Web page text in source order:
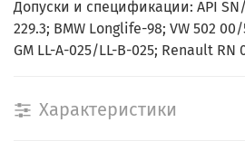
Допуски и спецификации: API SN/
229.3; BMW Longlife-98; VW 502
GM LL-A-025/LL-B-025; Renault RN
Характеристики